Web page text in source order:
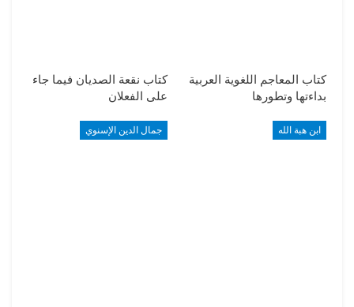
كتاب المعاجم اللغوية العربية
بداءتها وتطورها
كتاب نقعة الصديان فيما جاء
على الفعلان
ابن هبة الله جمال الدين الإسنوي